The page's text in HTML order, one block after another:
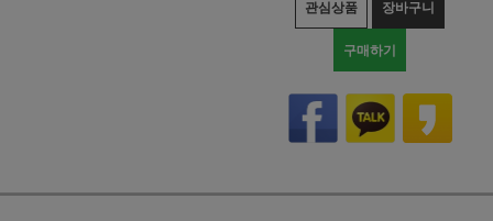
관심상품 장바구니
구매하기